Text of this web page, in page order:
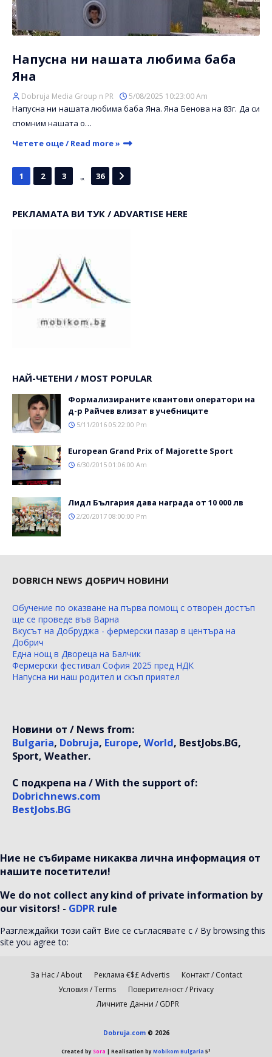
Напусна ни нашата любима баба
Яна
Dobruja Media Group n PR 5/08/2025 10:23:00 Am
Напусна ни нашата любима баба Яна. Яна Бенова на 83г. Да си
спомним нашата о…
Четете още / Read more »
1 2 3 ... 36
РЕКЛАМАТА ВИ ТУК / ADVARTISE HERE
НАЙ-ЧЕТЕНИ / MOST POPULAR
Формализираните квантови оператори на
д-р Райчев влизат в учебниците
5/11/2016 05:22:00 Pm
Еuropean Grand Prix of Majorette Sport
6/30/2015 01:06:00 Am
Лидл България дава награда от 10 000 лв
2/20/2017 08:00:00 Pm
DOBRICH NEWS ДОБРИЧ НОВИНИ
Обучение по оказване на първа помощ с отворен достъп
ще се проведе във Варна
Вкусът на Добруджа - фермерски пазар в центъра на
Добрич
Една нощ в Двореца на Балчик
Фермерски фестивал София 2025 пред НДК
Напусна ни наш родител и скъп приятел
Новини от / News from:
Bulgaria, Dobruja, Europe, World, BestJobs.BG,
Sport, Weather.
С подкрепа на / With the support of:
Dobrichnews.com
BestJobs.BG
Ние не събираме никаква лична информация от
нашите посетители!
We do not collect any kind of private information by
our visitors! - GDPR rule
Разглеждайки този сайт Вие се съгласявате с / By browsing this
site you agree to:
За Нас / About Реклама €$£ Advertis
Контакт / Contact
Условия / Terms
Поверителност / Privacy
Личните Данни / GDPR
Dobruja.com© 2026
Created by Sora | Realisation byMobikom Bulgaria 5³